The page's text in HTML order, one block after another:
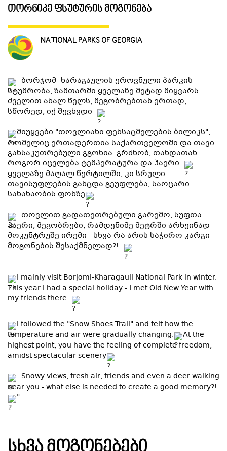
ᲒᲐᲜᲗᲐᲕᲡᲔᲑᲐ ᲓᲐ ᲙᲕᲔᲑᲐ
ᲡᲐᲧᲘᲓᲔᲚᲘ ᲜᲘᲕᲗᲔᲑᲘ
ᲒᲖᲐᲛᲙᲕᲚᲔᲕᲘ
თორნიკე ფსუტურის მოგონება
NATIONAL PARKS OF GEORGIA
ბორჯომ- ხარაგაულის ეროვნული პარკის
სტუმრობა, ზამთარში ყველაზე მეტად მიყვარს.
ძველით ახალ წელს, მეგობრებთან ერთად,
სწორედ, იქ შევხვდი
მიუყვები "თოვლიანი ფეხსაცმელების ბილიკს",
რომელიც ერთადერთია საქართველოში და თავი
განსაკუთრებული გგონია. გრძნობ, თანდათან
როგორ იცვლება ტემპერატურა და ჰაერი
ყველაზე მაღალ წერტილში, კი სრული
თავისუფლების განცდა გეუფლება, საოცარი
სანახაობის ფონზე
თოვლით გადათეთრებული გარემო, სუფთა
ჰაერი, მეგობრები, რამდენიმე მეტრში არხეინად
მოკუნტრუშე ირემი - სხვა რა არის საჭირო კარგი
მოგონების შესაქმნელად?!
I mainly visit Borjomi-Kharagauli National Park in winter.
This year I had a special holiday - I met Old New Year with
my friends there
I followed the "Snow Shoes Trail" and felt how the
temperature and air were gradually changing.
At the
highest point, you have the feeling of complete freedom,
amidst spectacular scenery
Snowy views, fresh air, friends and even a deer walking
near you - what else is needed to create a good memory?!
"